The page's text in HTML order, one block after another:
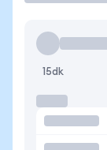
15dk